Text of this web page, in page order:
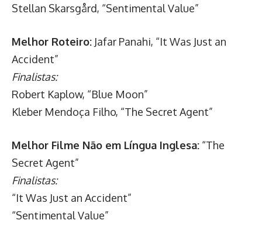
Stellan Skarsgård, “Sentimental Value”
Melhor Roteiro: Jafar Panahi, “It Was Just an
Accident”
Finalistas:
Robert Kaplow, “Blue Moon”
Kleber Mendoça Filho, “The Secret Agent”
Melhor Filme Não em Língua Inglesa: “The
Secret Agent”
Finalistas:
“It Was Just an Accident”
“Sentimental Value”